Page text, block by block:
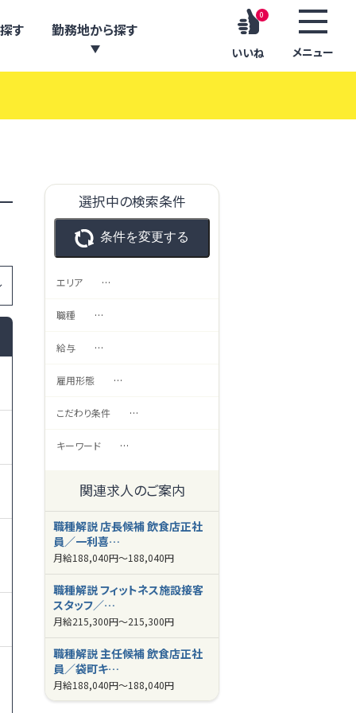
す 勤務地から探す
0
いいね メニュー
選択中の検索条件
条件を変更する
エリア …
職種 …
給与 …
雇用形態 …
こだわり条件 …
キーワード …
関連求人のご案内
職種解説 店長候補 飲食店正社
員／一利喜…
月給188,040円～188,040円
職種解説 フィットネス施設接客
スタッフ／…
月給215,300円～215,300円
職種解説 主任候補 飲食店正社
員／袋町キ…
月給188,040円～188,040円